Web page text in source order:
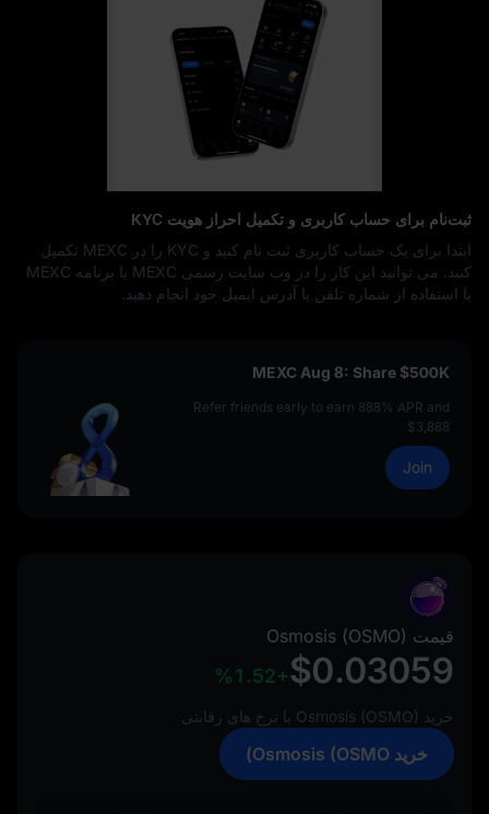
ثبت‌نام برای حساب کاربری و تکمیل احراز هویت KYC
ابتدا برای یک حساب کاربری ثبت نام کنید و KYC را در MEXC تکمیل
کنید. می توانید این کار را در وب سایت رسمی MEXC یا برنامه MEXC
با استفاده از شماره تلفن یا آدرس ایمیل خود انجام دهید.
MEXC Aug 8: Share $500K
Refer friends early to earn 888% APR and
$3,888
Join
قیمت Osmosis (OSMO)
$0.03059
%1.52+
خرید Osmosis (OSMO) با نرخ‌ های رقابتی
خرید Osmosis (OSMO)